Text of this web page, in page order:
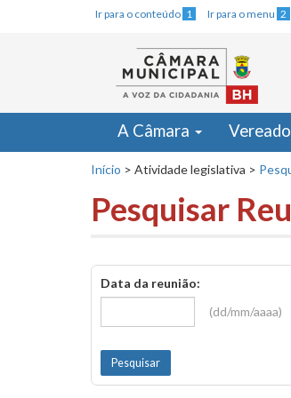
Ir para o conteúdo 1 Ir para o menu 2
A Câmara
Início > Atividade legislativa >
Pesquisar
Data da reunião:
(dd/mm/aaaa)